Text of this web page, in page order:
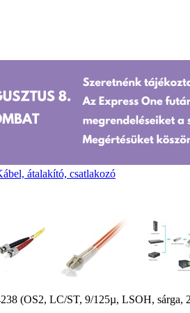
átalakító, csatlakozó
(OS2, LC/ST, 9/125µ, LSOH, sárga,